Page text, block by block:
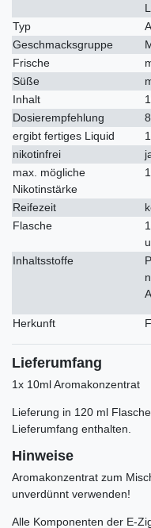
Typ
Geschmacksgruppe
Frische
Süße
Inhalt
Dosierempfehlung
ergibt fertiges Liquid
nikotinfrei
max. mögliche
Nikotinstärke
Reifezeit
Flasche
Inhaltsstoffe
Herkunft
Lieferumfang
1x 10ml Aromakonzentrat
Lieferung in 120 ml
Lieferumfang enthalten.
Hinweise
Aromakonzentrat zum
unverdünnt verwenden!
Alle Komponenten der E-